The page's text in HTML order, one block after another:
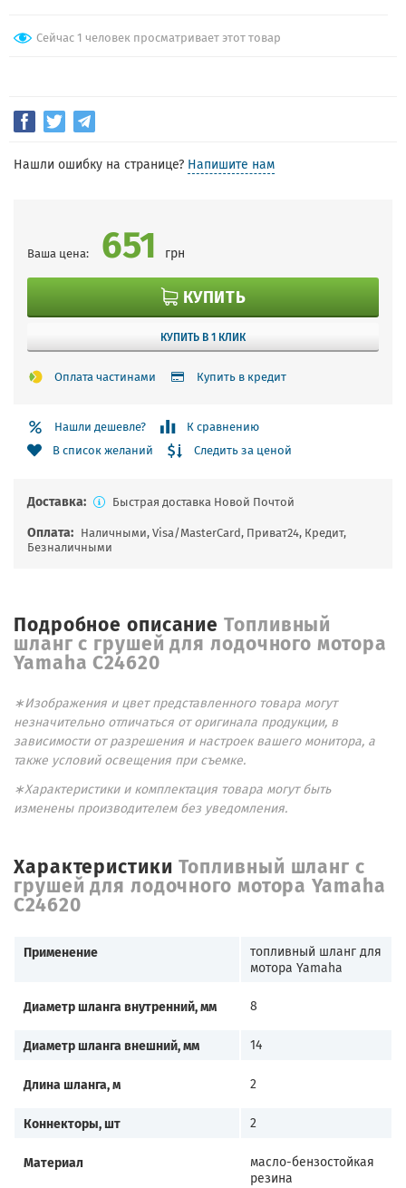
Сейчас 1 человек просматривает этот товар
Нашли ошибку на странице? Напишите нам
Ваша цена: 651 грн
КУПИТЬ
КУПИТЬ В 1 КЛИК
Оплата частинами Купить в кредит
Нашли дешевле?
К сравнению
В список желаний
Следить за ценой
Доставка: Быстрая доставка Новой Почтой
Оплата: Наличными, Visa/MasterCard, Приват24, Кредит,
Безналичными
Подробное описаниеТопливный
шланг с грушей для лодочного мотора
Yamaha C24620
∗Изображения и цвет представленного товара могут
незначительно отличаться от оригинала продукции, в
зависимости от разрешения и настроек вашего монитора, а
также условий освещения при съемке.
∗Характеристики и комплектация товара могут быть
изменены производителем без уведомления.
Характеристики Топливный шланг с
грушей для лодочного мотора Yamaha
C24620
Применение
топливный шланг для
мотора Yamaha
Диаметр шланга внутренний, мм 8
Диаметр шланга внешний, мм 14
Длина шланга, м 2
Коннекторы, шт 2
Материал
масло-бензостойкая
резина